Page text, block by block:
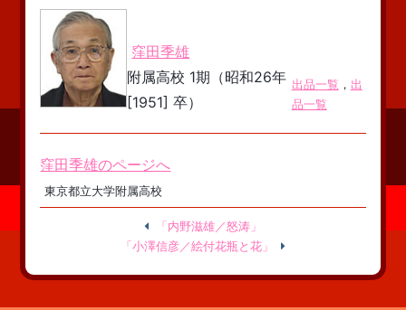
窪田季雄
附属高校 1期（昭和26年
[1951] 卒）
出品一覧 ， 出
品一覧
窪田季雄のページへ
東京都立大学附属高校
「内野滋雄／怒涛」
「小澤信彦／絵付花瓶と花」